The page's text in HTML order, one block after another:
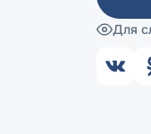
Для